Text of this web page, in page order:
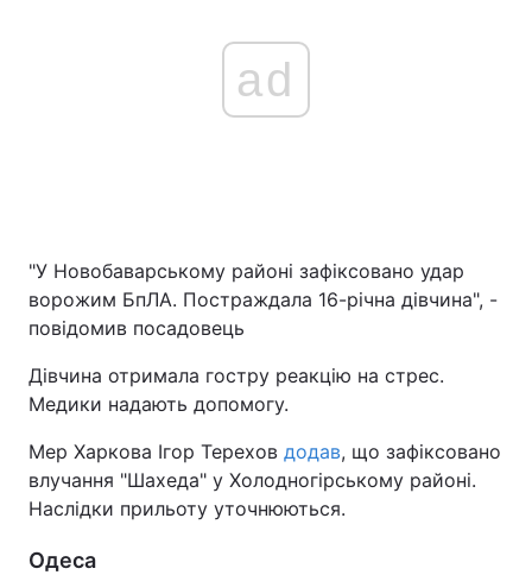
ad
"У Новобаварському районі зафіксовано удар
ворожим БпЛА. Постраждала 16-річна дівчина", -
повідомив посадовець
Дівчина отримала гостру реакцію на стрес.
Медики надають допомогу.
Мер Харкова Ігор Терехов додав, що зафіксовано
влучання "Шахеда" у Холодногірському районі.
Наслідки прильоту уточнюються.
Одеса